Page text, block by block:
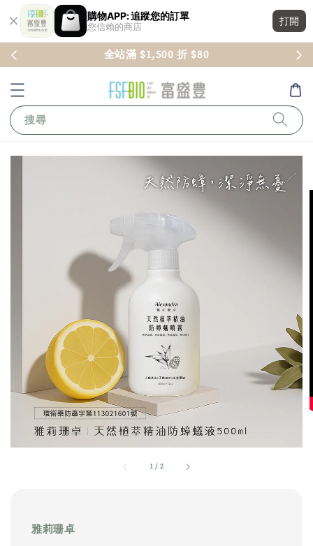
購物APP: 追蹤您的訂單
您信賴的商店
打開
全站滿 $1,500 折 $80
搜尋
1 / 2
雅莉珊卓